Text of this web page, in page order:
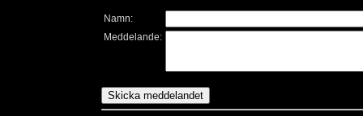
Namn:
Meddelande: